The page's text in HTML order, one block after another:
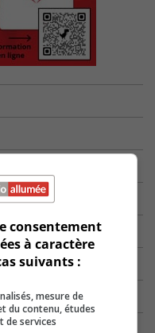
consentement
à caractère
suivants :
mesure de
du contenu, études
de services